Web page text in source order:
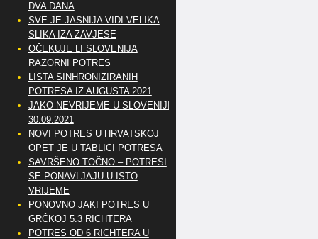
DVA DANA
SVE JE JASNIJA VIDI VELIKA
SLIKA IZA ZAVJESE
OČEKUJE LI SLOVENIJA
RAZORNI POTRES
LISTA SINHRONIZIRANIH
POTRESA IZ AUGUSTA 2021
JAKO NEVRIJEME U SLOVENIJI
30.09.2021
NOVI POTRES U HRVATSKOJ
OPET JE U TABLICI POTRESA
SAVRŠENO TOČNO – POTRESI
SE PONAVLJAJU U ISTO
VRIJEME
PONOVNO JAKI POTRES U
GRČKOJ 5.3 RICHTERA
POTRES OD 6 RICHTERA U